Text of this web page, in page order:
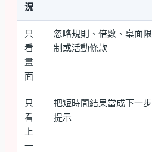
況
只
看
畫
面
忽略規則、倍數、桌面限
制或活動條款
只
看
上
一
把短時間結果當成下一步
提示